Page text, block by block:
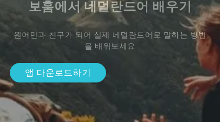
보훔에서 네덜란드어 배우기
원어민과 친구가 되어 실제 네덜란드어로 말하는 방법
을 배워보세요
앱 다운로드하기